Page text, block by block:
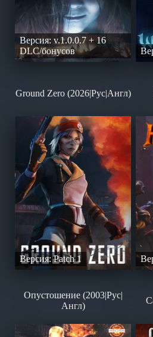
Версия: v.1.0.0.7 + 16
DLC/бонусов
Ground Zero (2026|Рус|Англ)
Версия: Patch 1
Опустошение (2003|Рус|
Англ)